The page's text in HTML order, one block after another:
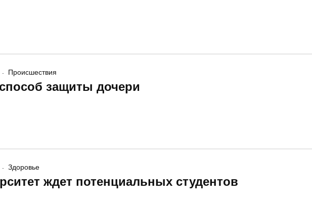
защиты дочери
Происшествия
ждет потенциальных студентов
Здоровье